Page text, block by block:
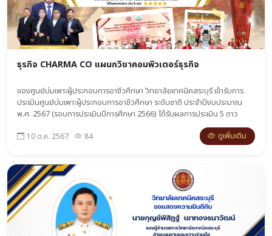
ธุรกิจ CHARMA CO แผนกวิชาคอมพิวเตอร์ธุรกิจ
ของศูนย์บ่มเพาะผู้ประกอบการอาชีวศึกษา วิทยาลัยเทคนิคสระบุรี เข้ารับการ
ประเมินศูนย์บ่มเพาะผู้ประกอบการอาชีวศึกษา ระดับชาติ ประจำปีงบประมาณ
พ.ศ. 2567 (รอบการประเมินปีการศึกษา 2566) ได้รับผลการประเมิน 5 ดาว
10 ต.ค. 2567 84 ดูเพิ่มเติม